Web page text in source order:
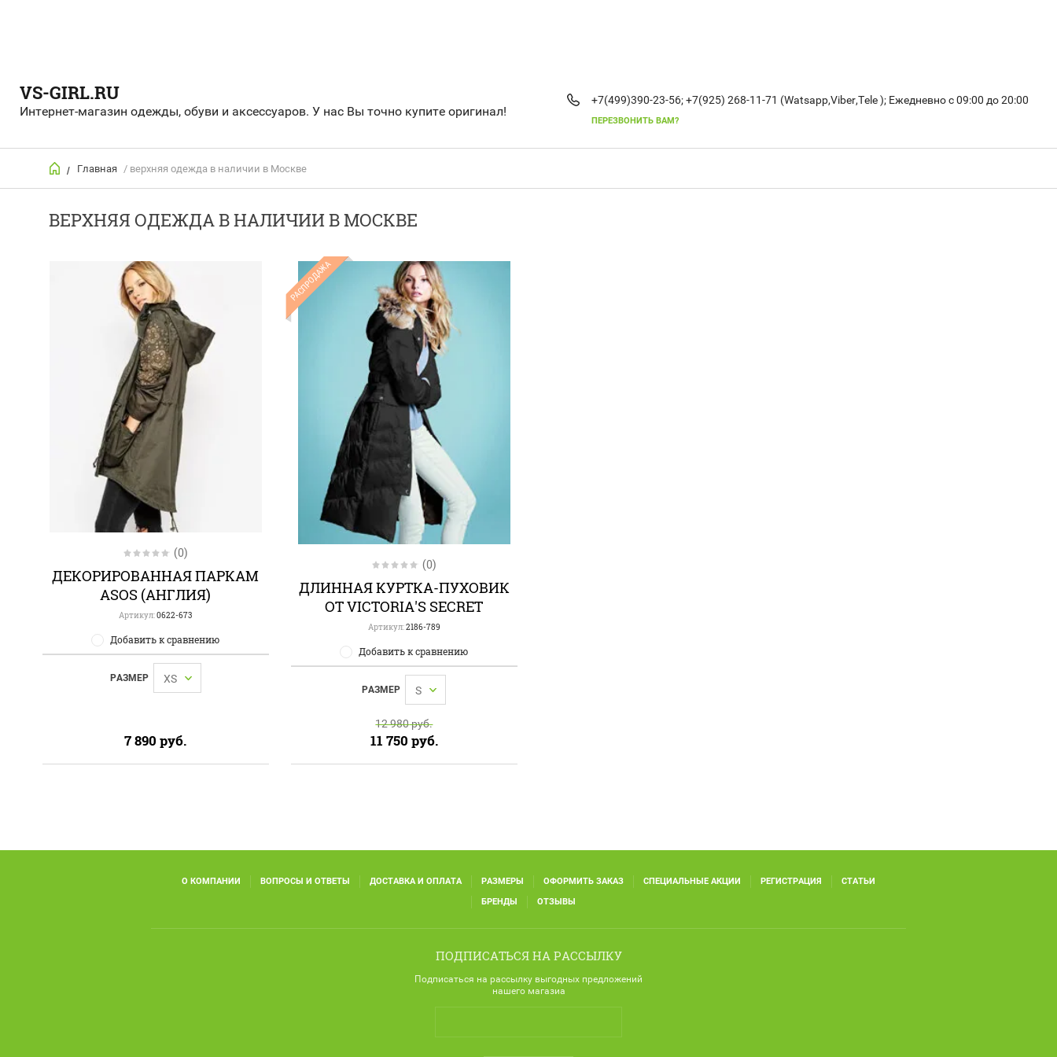
VS-GIRL.RU
Интернет-магазин одежды, обуви и аксессуаров. У нас Вы точно купите оригинал!
+7(499)390-23-56;+7(925) 268-11-71 (Watsapp,Viber,Tele ); Ежедневно с 09:00 до 20:00
ПЕРЕЗВОНИТЬ ВАМ?
/ Главная / верхняя одежда в наличии в Москве
ВЕРХНЯЯ ОДЕЖДА В НАЛИЧИИ В МОСКВЕ
(0)
ДЕКОРИРОВАННАЯ ПАРКАМ
ASOS (АНГЛИЯ)
Артикул:0622-673
Добавить к сравнению
РАЗМЕР XS
7 890 руб.
РАСПРОДАЖА
(0)
ДЛИННАЯ КУРТКА-ПУХОВИК
ОТ VICTORIA'S SECRET
Артикул:2186-789
Добавить к сравнению
РАЗМЕР S
12 980руб.
11 750 руб.
О КОМПАНИИ ВОПРОСЫ И ОТВЕТЫ ДОСТАВКА И ОПЛАТА РАЗМЕРЫ ОФОРМИТЬ ЗАКАЗ СПЕЦИАЛЬНЫЕ АКЦИИ РЕГИСТРАЦИЯ
СТАТЬИ
БРЕНДЫ
ОТЗЫВЫ
ПОДПИСАТЬСЯ НА РАССЫЛКУ
Подписаться на рассылку выгодных предложений
нашего магазиа